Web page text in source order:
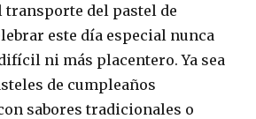
transporte del pastel de
este día especial nunca
ni más placentero. Ya sea
de cumpleaños
sabores tradicionales o